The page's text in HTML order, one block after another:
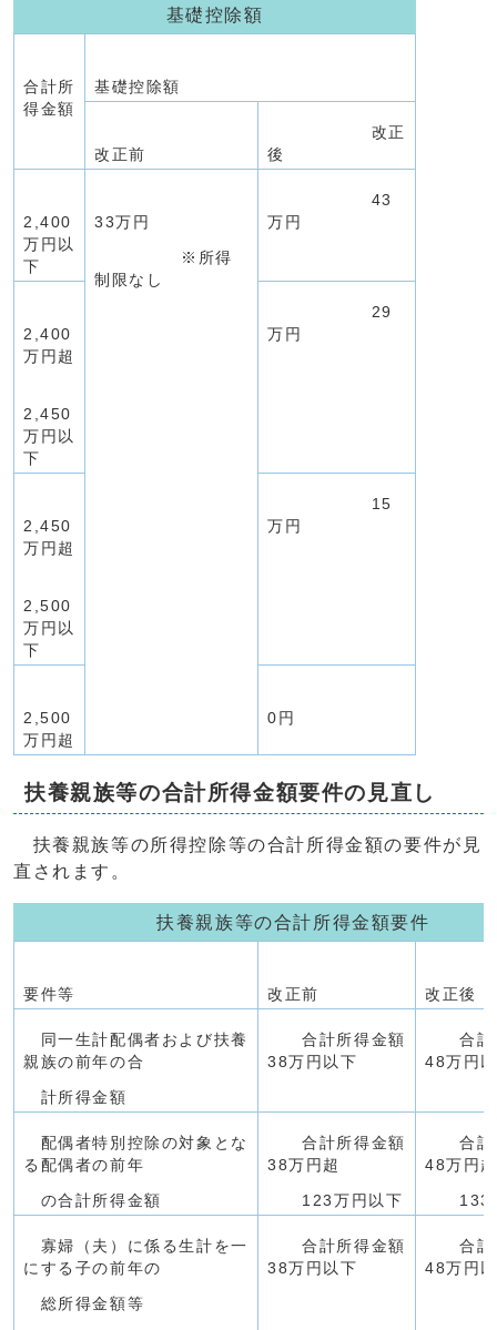
基礎控除額
合計所
得金額
基礎控除額
改正前
改正
後
2,400
万円以
下
33万円
※所得
制限なし
43
万円
2,400
万円超
2,450
万円以
下
29
万円
2,450
万円超
2,500
万円以
下
15
万円
2,500
万円超
0円
扶養親族等の合計所得金額要件の見直し
扶養親族等の所得控除等の合計所得金額の要件が見
直されます。
扶養親族等の合計所得金額要件
要件等 改正前 改正後
同一生計配偶者および扶養
親族の前年の合
計所得金額
合計所得金額
38万円以下
合計
48万円
配偶者特別控除の対象とな
る配偶者の前年
の合計所得金額
合計所得金額
38万円超
123万円以下
合計
48万円超
133万
寡婦（夫）に係る生計を一
にする子の前年の
総所得金額等
合計所得金額
38万円以下
合計
48万円